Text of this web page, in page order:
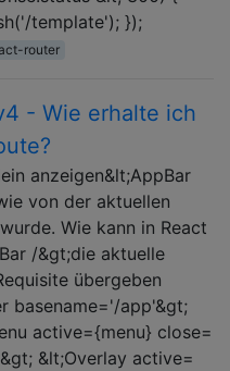
template'); });
router
- Wie erhalte ich
anzeigen&lt;AppBar
von der aktuellen
Wie kann in React
/&gt;die aktuelle
übergeben
basename='/app'&gt;
active={menu} close=
&lt;Overlay active=